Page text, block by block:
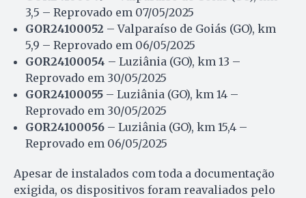
3,5 – Reprovado em 07/05/2025
GOR24100052 – Valparaíso de Goiás (GO), km
5,9 – Reprovado em 06/05/2025
GOR24100054 – Luziânia (GO), km 13 –
Reprovado em 30/05/2025
GOR24100055 – Luziânia (GO), km 14 –
Reprovado em 30/05/2025
GOR24100056 – Luziânia (GO), km 15,4 –
Reprovado em 06/05/2025
Apesar de instalados com toda a documentação
exigida, os dispositivos foram reavaliados pelo